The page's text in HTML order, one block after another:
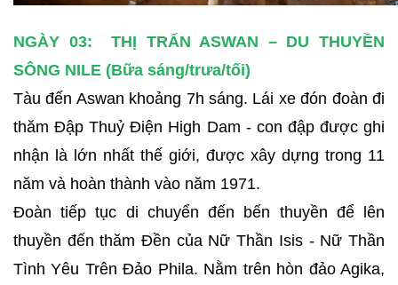
NGÀY 03: THỊ TRẤN ASWAN – DU THUYỀN
SÔNG NILE (Bữa sáng/trưa/tối)
Tàu đến Aswan khoảng 7h sáng. Lái xe đón đoàn đi
thăm Đập Thuỷ Điện High Dam - con đập được ghi
nhận là lớn nhất thế giới, được xây dựng trong 11
năm và hoàn thành vào năm 1971.
Đoàn tiếp tục di chuyển đến bến thuyền để lên
thuyền đến thăm Đền của Nữ Thần Isis - Nữ Thần
Tình Yêu Trên Đảo Phila. Nằm trên hòn đảo Agika,